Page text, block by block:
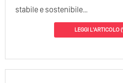
stabile e sostenibile…
LEGGI L'ARTICOLO(